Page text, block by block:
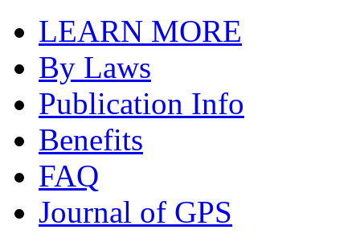
LEARN MORE
By Laws
Publication Info
Benefits
FAQ
Journal of GPS